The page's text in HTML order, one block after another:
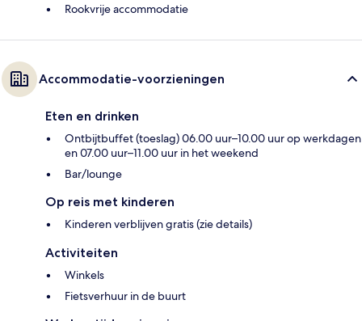
Rookvrije accommodatie
Accommodatie-voorzieningen
Eten en drinken
Ontbijtbuffet (toeslag) 06.00 uur–10.00 uur op werkdagen
en 07.00 uur–11.00 uur in het weekend
Bar/lounge
Op reis met kinderen
Kinderen verblijven gratis (zie details)
Activiteiten
Winkels
Fietsverhuur in de buurt